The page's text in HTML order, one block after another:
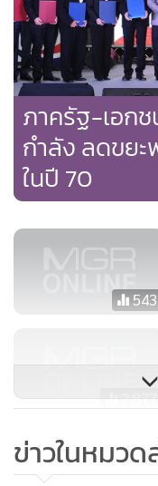
ภาครัฐ-เอก
กำลัง ลดขยะ
ในปี 70
543
2,877
ข่าวในหมว